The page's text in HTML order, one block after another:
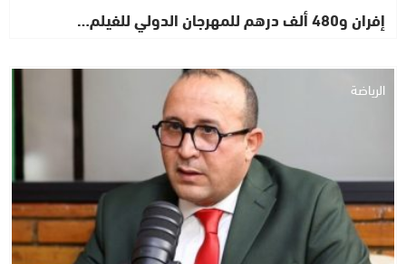
إفران و480 ألف درهم للمهرجان الدولي للفيلم…
الرياضة